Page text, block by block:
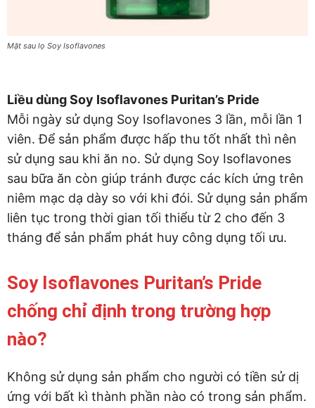
Mặt sau lọ Soy Isoflavones
Liều dùng Soy Isoflavones Puritan’s Pride
Mỗi ngày sử dụng Soy Isoflavones 3 lần, mỗi lần 1
viên. Để sản phẩm được hấp thu tốt nhất thì nên
sử dụng sau khi ăn no. Sử dụng Soy Isoflavones
sau bữa ăn còn giúp tránh được các kích ứng trên
niêm mạc dạ dày so với khi đói. Sử dụng sản phẩm
liên tục trong thời gian tối thiểu từ 2 cho đến 3
tháng để sản phẩm phát huy công dụng tối ưu.
Soy Isoflavones Puritan’s Pride
chống chỉ định trong trường hợp
nào?
Không sử dụng sản phẩm cho người có tiền sử dị
ứng với bất kì thành phần nào có trong sản phẩm.